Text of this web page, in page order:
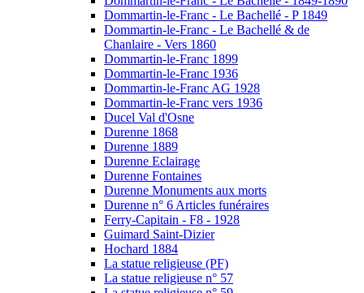
Dommartin-le-Franc - Le Bachellé - P 1849
Dommartin-le-Franc - Le Bachellé & de
Chanlaire - Vers 1860
Dommartin-le-Franc 1899
Dommartin-le-Franc 1936
Dommartin-le-Franc AG 1928
Dommartin-le-Franc vers 1936
Ducel Val d'Osne
Durenne 1868
Durenne 1889
Durenne Eclairage
Durenne Fontaines
Durenne Monuments aux morts
Durenne n° 6 Articles funéraires
Ferry-Capitain - F8 - 1928
Guimard Saint-Dizier
Hochard 1884
La statue religieuse (PF)
La statue religieuse n° 57